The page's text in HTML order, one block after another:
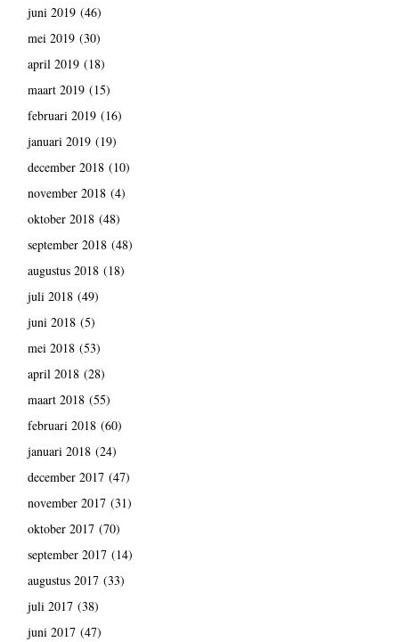
juni 2019(46)
mei 2019(30)
april 2019(18)
maart 2019(15)
februari 2019(16)
januari 2019(19)
december 2018(10)
november 2018(4)
oktober 2018(48)
september 2018(48)
augustus 2018(18)
juli 2018(49)
juni 2018(5)
mei 2018(53)
april 2018(28)
maart 2018(55)
februari 2018(60)
januari 2018(24)
december 2017(47)
november 2017(31)
oktober 2017(70)
september 2017(14)
augustus 2017(33)
juli 2017(38)
juni 2017(47)